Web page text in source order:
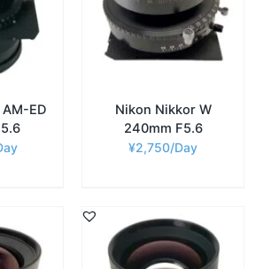
ED
Nikon Nikkor W
240mm F5.6
¥2,750